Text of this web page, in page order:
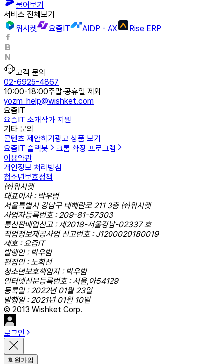
물어보기
서비스 전체보기
위시켓
요즘IT AIDP - AX Rise ERP
고객 문의
02-6925-4867
10:00-18:00주말·공휴일 제외
yozm_help@wishket.com
요즘IT
요즘IT 소개작가 지원
기타 문의
콘텐츠 제안하기 광고 상품 보기
요즘IT 슬랙봇
크롬 확장 프로그램
이용약관
개인정보 처리방침
청소년보호정책
㈜위시켓
대표이사 : 박우범
서울특별시 강남구 테헤란로 211 3층 ㈜위시켓
사업자등록번호 : 209-81-57303
통신판매업신고 : 제2018-서울강남-02337 호
직업정보제공사업 신고번호 : J1200020180019
제호 : 요즘IT
발행인 : 박우범
편집인 : 노희선
청소년보호책임자 : 박우범
인터넷신문등록번호 : 서울,아54129
등록일 : 2022년 01월 23일
발행일 : 2021년 01월 10일
© 2013 Wishket Corp.
로그인
회원가입